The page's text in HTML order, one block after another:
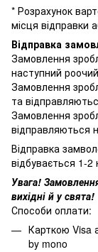
* Розрахунок
місця відправки
Відправка
Замовлення
наступний
Замовлення
та
Замовлення
відправляються
Відправка
відбувається 1-
Увага!
вихідні й у свята!
Способи оплати:
Карткою Visa
by mono